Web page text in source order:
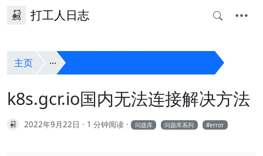
打工人日志
主页
k8s.gcr.io国内无法连接解决方法
2022年9月22日 1 分钟阅读 问题库 问题库系列 error